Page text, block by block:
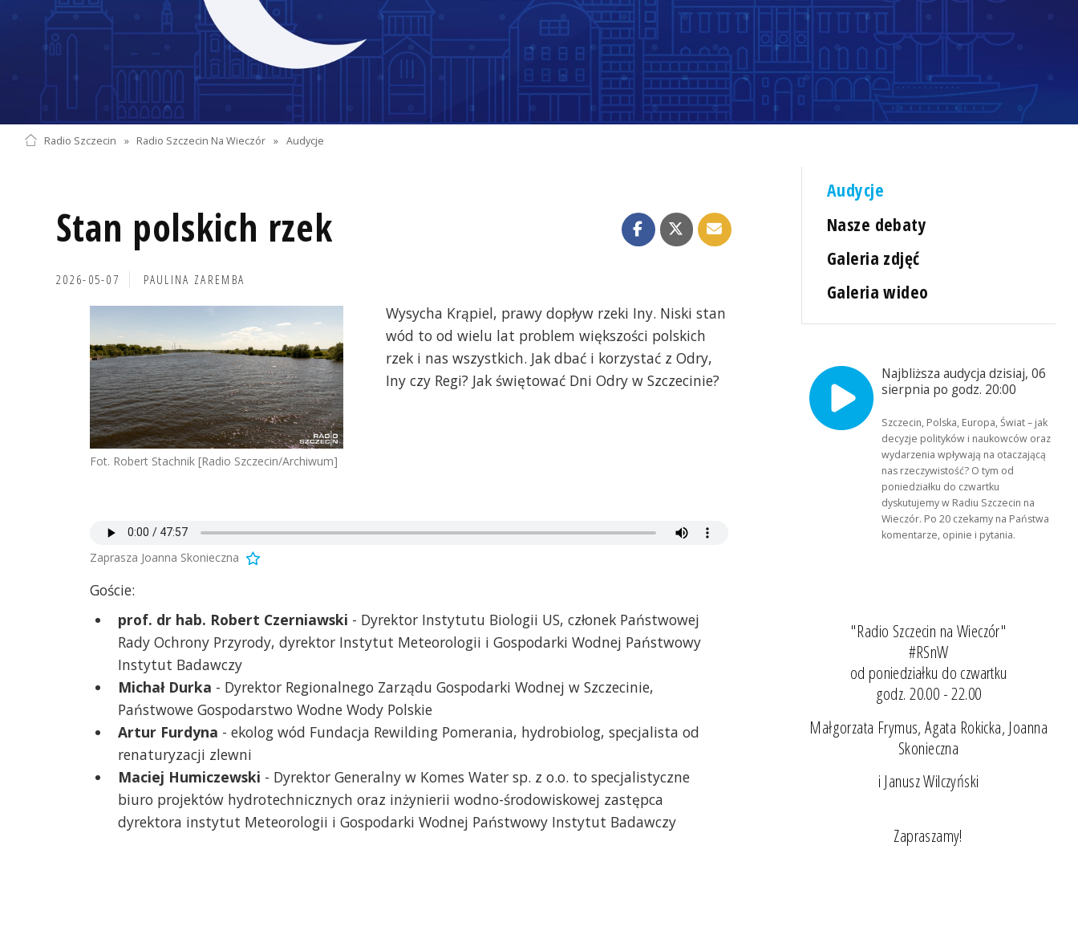
Radio Szczecin » Radio Szczecin Na Wieczór » Audycje
Stan polskich rzek
2026-05-07 PAULINA ZAREMBA
Fot. Robert Stachnik [Radio Szczecin/Archiwum]
Wysycha Krąpiel, prawy dopływ rzeki Iny. Niski stan
wód to od wielu lat problem większości polskich
rzek i nas wszystkich. Jak dbać i korzystać z Odry,
Iny czy Regi? Jak świętować Dni Odry w Szczecinie?
Zaprasza Joanna Skonieczna
Goście:
prof. dr hab. Robert Czerniawski - Dyrektor Instytutu Biologii US, członek Państwowej
Rady Ochrony Przyrody, dyrektor Instytut Meteorologii i Gospodarki Wodnej Państwowy
Instytut Badawczy
Michał Durka - Dyrektor Regionalnego Zarządu Gospodarki Wodnej w Szczecinie,
Państwowe Gospodarstwo Wodne Wody Polskie
Artur Furdyna - ekolog wód Fundacja Rewilding Pomerania, hydrobiolog, specjalista od
renaturyzacji zlewni
Maciej Humiczewski - Dyrektor Generalny w Komes Water sp. z o.o. to specjalistyczne
biuro projektów hydrotechnicznych oraz inżynierii wodno-środowiskowej zastępca
dyrektora instytut Meteorologii i Gospodarki Wodnej Państwowy Instytut Badawczy
Audycje
Nasze debaty
Galeria zdjęć
Galeria wideo
Najbliższa audycja dzisiaj, 06
sierpnia po godz. 20:00
Szczecin, Polska, Europa, Świat – jak
decyzje polityków i naukowców oraz
wydarzenia wpływają na otaczającą
nas rzeczywistość? O tym od
poniedziałku do czwartku
dyskutujemy w Radiu Szczecin na
Wieczór. Po 20 czekamy na Państwa
komentarze, opinie i pytania.
"Radio Szczecin na Wieczór"
#RSnW
od poniedziałku do czwartku
godz. 20.00 - 22.00
Małgorzata Frymus, Agata Rokicka, Joanna
Skonieczna
i Janusz Wilczyński
Zapraszamy!